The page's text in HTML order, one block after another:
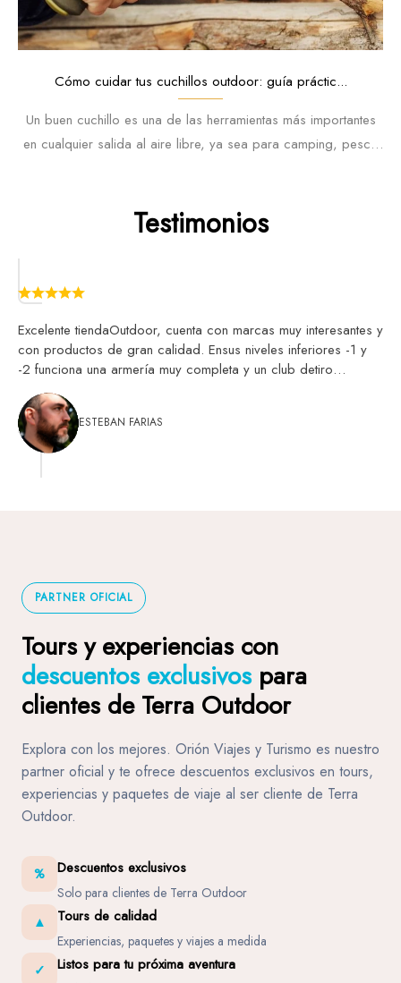
Cómo cuidar tus cuchillos outdoor: guía práctic...
Un buen cuchillo es una de las herramientas más importantes
en cualquier salida al aire libre, ya sea para camping, pesca
Testimonios
Excelente tiendaOutdoor, cuenta con marcas muy interesantes y
con productos de gran calidad. Ensus niveles inferiores -1 y
-2 funciona una armería muy completa y un club detiro
deportivo. Muy recomendable para visitar. La atención al
cliente es notabletambién, por eso 5 estrellas
ESTEBAN FARIAS
PARTNER OFICIAL
Tours y experiencias con
descuentos exclusivos para
clientes de Terra Outdoor
Explora con los mejores. Orión Viajes y Turismo es nuestro
partner oficial y te ofrece descuentos exclusivos en tours,
experiencias y paquetes de viaje al ser cliente de Terra
Outdoor.
% Descuentos exclusivos
Solo para clientes de Terra Outdoor
▲ Tours de calidad
Experiencias, paquetes y viajes a medida
✓ Listos para tu próxima aventura